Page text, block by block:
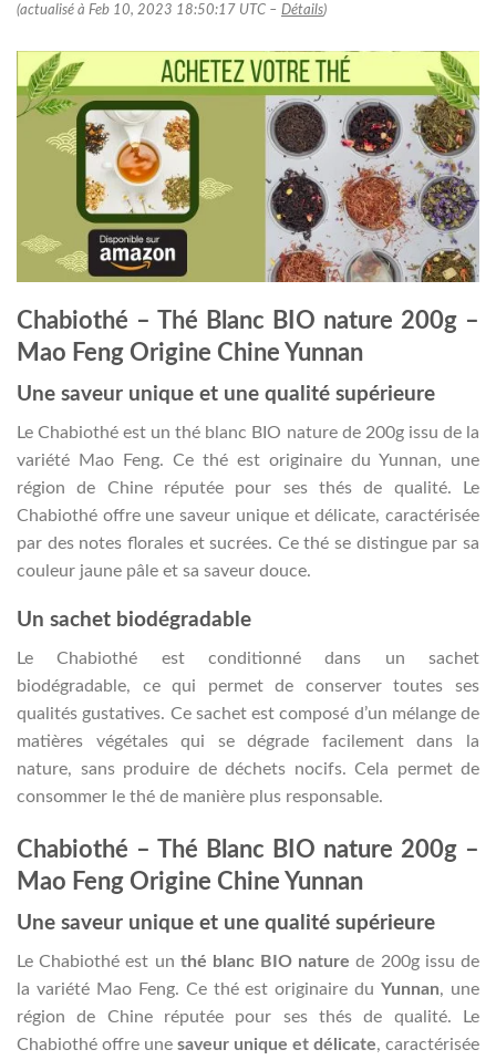
(actualisé à Feb 10, 2023 18:50:17 UTC – Détails)
Chabiothé – Thé Blanc BIO nature 200g –
Mao Feng Origine Chine Yunnan
Une saveur unique et une qualité supérieure
Le Chabiothé est un thé blanc BIO nature de 200g issu de la
variété Mao Feng. Ce thé est originaire du Yunnan, une
région de Chine réputée pour ses thés de qualité. Le
Chabiothé offre une saveur unique et délicate, caractérisée
par des notes florales et sucrées. Ce thé se distingue par sa
couleur jaune pâle et sa saveur douce.
Un sachet biodégradable
Le Chabiothé est conditionné dans un sachet
biodégradable, ce qui permet de conserver toutes ses
qualités gustatives. Ce sachet est composé d’un mélange de
matières végétales qui se dégrade facilement dans la
nature, sans produire de déchets nocifs. Cela permet de
consommer le thé de manière plus responsable.
Chabiothé – Thé Blanc BIO nature 200g –
Mao Feng Origine Chine Yunnan
Une saveur unique et une qualité supérieure
Le Chabiothé est un thé blanc BIO nature de 200g issu de
la variété Mao Feng. Ce thé est originaire duYunnan, une
région de Chine réputée pour ses thés de qualité. Le
Chabiothé offre une saveur unique et délicate, caractérisée